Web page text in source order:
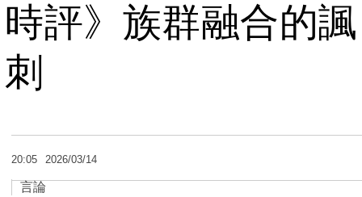
時評》族群融合的諷
刺
20:05 2026/03/14
言論